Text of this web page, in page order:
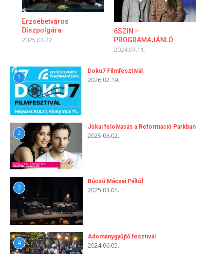
Erzsébetváros
Díszpolgára
2025.03.22.
6SZIN –
PROGRAMAJÁNLÓ
2024.04.11.
1
Doku7 Filmfesztivál
2026.02.19.
2
Jókai felolvasás a Reformáció Parkban
2025.06.02.
3
Búcsú Mácsai Páltól
2025.03.04.
4
Adománygyűjtő fesztivál
2024.06.05.